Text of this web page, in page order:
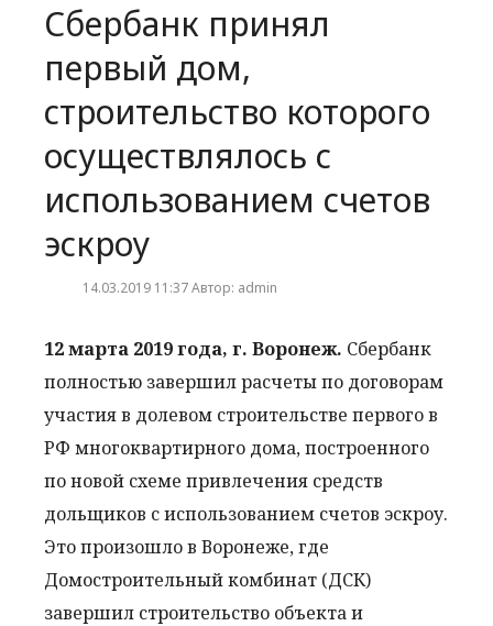
Происшествия
Сбербанк принял
первый дом,
строительство которого
осуществлялось с
использованием счетов
эскроу
14.03.2019 11:37 Автор: admin
12 марта 2019 года, г. Воронеж. Сбербанк
полностью завершил расчеты по договорам
участия в долевом строительстве первого в
РФ многоквартирного дома, построенного
по новой схеме привлечения средств
дольщиков с использованием счетов эскроу.
Это произошло в Воронеже, где
Домостроительный комбинат (ДСК)
завершил строительство объекта и